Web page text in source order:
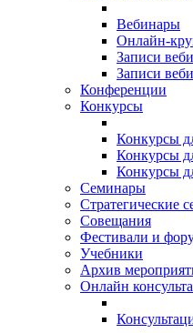
Вебинары
Онлайн-
Записи
Записи
Конференции
Конкурсы
Конкурсы
Конкурсы
Конкурсы
Семинары
Стратегические
Совещания
Фестивали и
Учебники
Архив
Онлайн